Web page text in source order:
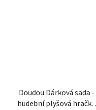
Doudou Dárková sada -
hudební plyšová hračka